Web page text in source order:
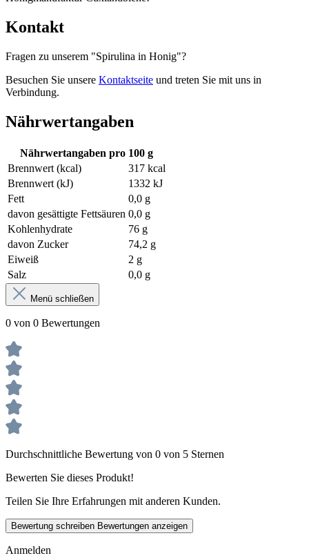
Kontakt
Fragen zu unserem "Spirulina in Honig"?
Besuchen Sie unsere Kontaktseite und treten Sie mit uns in
Verbindung.
Nährwertangaben
Nährwertangaben pro 100 g
Brennwert (kcal)
317 kcal
Brennwert (kJ)
1332 kJ
Fett
0,0 g
davon gesättigte Fettsäuren 0,0 g
Kohlenhydrate
76 g
davon Zucker
74,2 g
Eiweiß
2 g
Salz
0,0 g
Menü schließen
0 von 0 Bewertungen
Durchschnittliche Bewertung von 0 von 5 Sternen
Bewerten Sie dieses Produkt!
Teilen Sie Ihre Erfahrungen mit anderen Kunden.
Bewertung schreiben Bewertungen anzeigen
Anmelden